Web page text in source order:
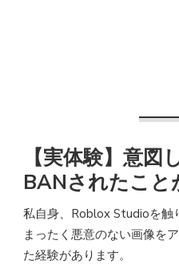
【実体験】意
BANされたこと
私自身、Roblox Studioを触
まったく悪意のない画像を
た経験があります。